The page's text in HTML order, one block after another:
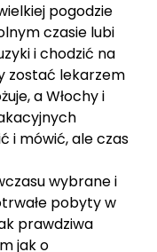
pogodzie
czasie lubi
i chodzić na
zostać lekarzem
a Włochy i
i mówić, ale czas
wybrane i
pobyty w
prawdziwa
jak o